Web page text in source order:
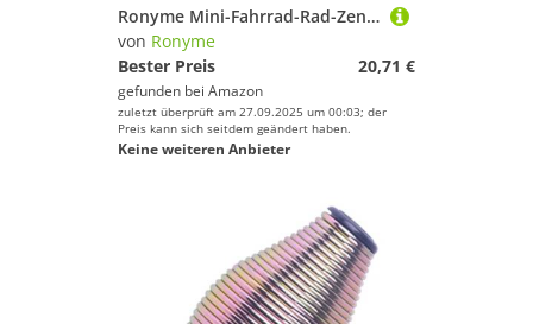
Ronyme Mini-Fahrrad-Rad-Zentrierständer, Fahrrad-Reparatur-Werkzeuge, praktischer Fahrrad-Rad-Wartungs-Kalibrierungsständer für Mountainbike, Fahrrad, Schwarz mit Manometer
von Ronyme
Bester Preis
20,71 €
gefunden bei Amazon
zuletzt überprüft am 27.09.2025 um 00:03; der
Preis kann sich seitdem geändert haben.
Keine weiteren Anbieter